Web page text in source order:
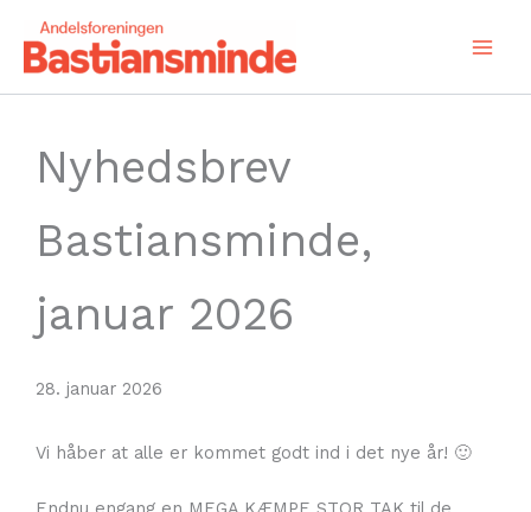
indholdet
Nyhedsbrev
Bastiansminde,
januar 2026
28. januar 2026
Vi håber at alle er kommet godt ind i det nye år! 🙂